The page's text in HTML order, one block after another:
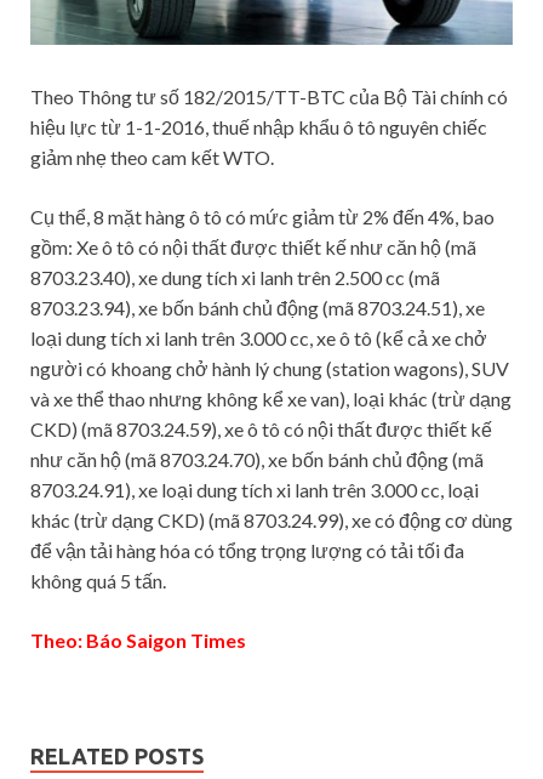
Theo Thông tư số 182/2015/TT-BTC của Bộ Tài chính có
hiệu lực từ 1-1-2016, thuế nhập khẩu ô tô nguyên chiếc
giảm nhẹ theo cam kết WTO.
Cụ thể, 8 mặt hàng ô tô có mức giảm từ 2% đến 4%, bao
gồm: Xe ô tô có nội thất được thiết kế như căn hộ (mã
8703.23.40), xe dung tích xi lanh trên 2.500 cc (mã
8703.23.94), xe bốn bánh chủ động (mã 8703.24.51), xe
loại dung tích xi lanh trên 3.000 cc, xe ô tô (kể cả xe chở
người có khoang chở hành lý chung (station wagons), SUV
và xe thể thao nhưng không kể xe van), loại khác (trừ dạng
CKD) (mã 8703.24.59), xe ô tô có nội thất được thiết kế
như căn hộ (mã 8703.24.70), xe bốn bánh chủ động (mã
8703.24.91), xe loại dung tích xi lanh trên 3.000 cc, loại
khác (trừ dạng CKD) (mã 8703.24.99), xe có động cơ dùng
để vận tải hàng hóa có tổng trọng lượng có tải tối đa
không quá 5 tấn.
Theo: Báo Saigon Times
RELATED POSTS